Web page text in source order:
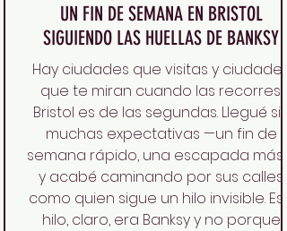
UN FIN DE SEMANA EN BRISTOL
SIGUIENDO LAS HUELLAS DE BANKSY
Hay ciudades que visitas y ciudades
que te miran cuando las recorres.
Bristol es de las segundas. Llegué sin
muchas expectativas —un fin de
semana rápido, una escapada más—
y acabé caminando por sus calles
como quien sigue un hilo invisible. Ese
hilo, claro, era Banksy y no porque